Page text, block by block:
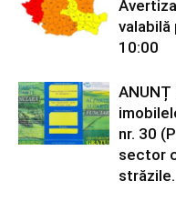
valabilă
10:00
ANUNȚ
nr. 30
sector